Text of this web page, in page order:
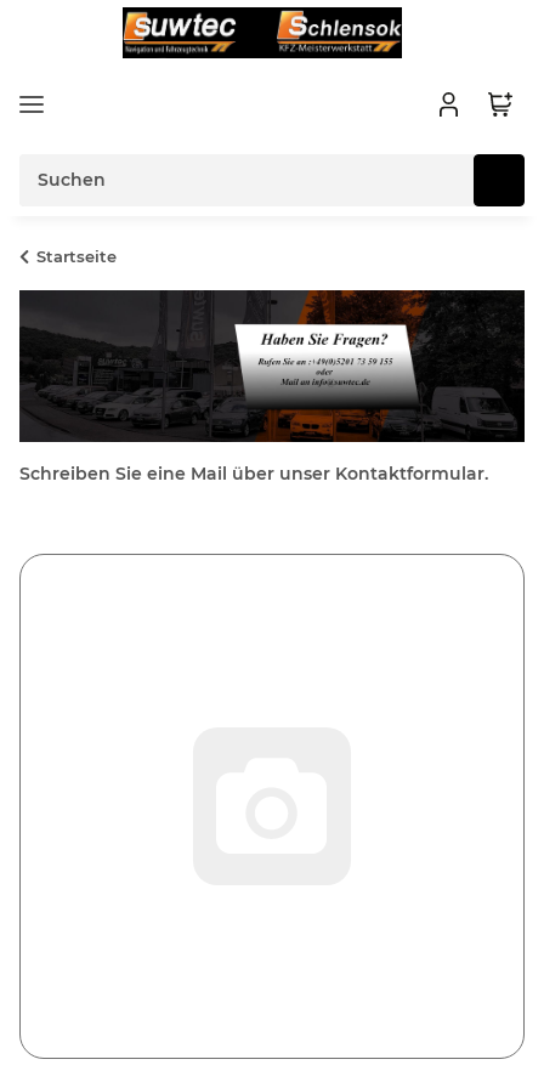
Startseite
Schreiben Sie eine Mail über unser Kontaktformular.